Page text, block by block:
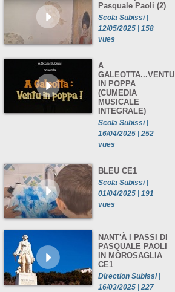
Pasquale Paoli (2)
Scola Subissi |
12/05/2025 | 158
vues
A
GALEOTTA...VENTU
IN POPPA
(CUMEDIA
MUSICALE
INTEGRALE)
Scola Subissi |
16/04/2025 | 252
vues
BLEU CE1
Scola Subissi |
01/04/2025 | 191
vues
NANT'À I PASSI DI
PASQUALE PAOLI
IN MOROSAGLIA
CE1
Direction Subissi |
16/03/2025 | 227